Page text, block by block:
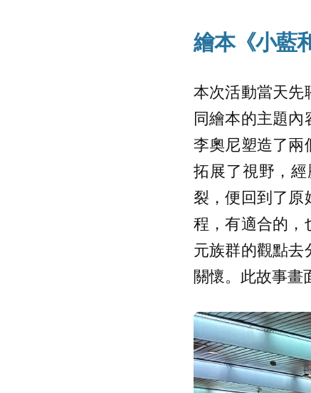
繪本《小藍
本次活動當天先
同繪本的主題內
李奧尼塑造了兩
拓展了視野，
裂，便回到了原
程，有適合的，
元族群的觀點
關懷。此故事畫